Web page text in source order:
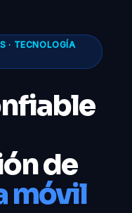
· TECNOLOGÍA
de
móvil